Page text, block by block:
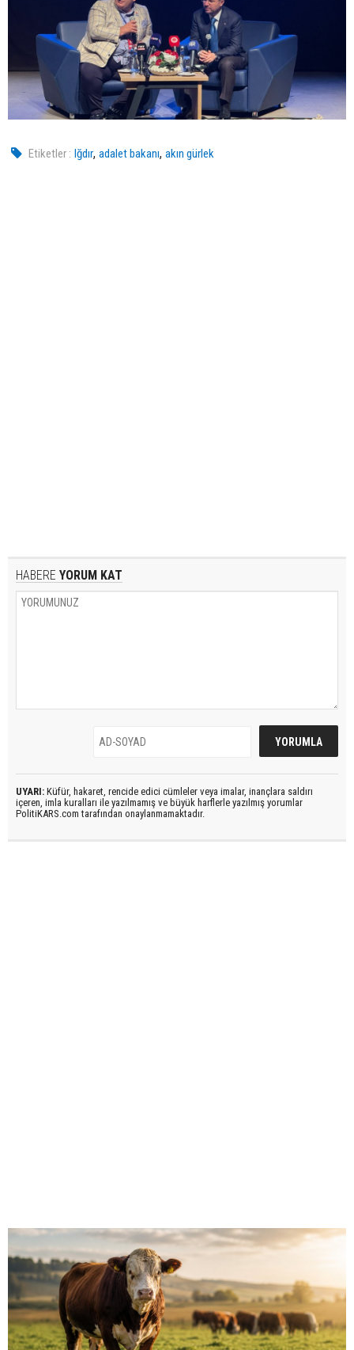
Etiketler : Iğdır,adalet bakanı,akın gürlek
HABERE YORUM KAT
UYARI: Küfür, hakaret, rencide edici cümleler veya imalar, inançlara saldırı
içeren, imla kuralları ile yazılmamış ve büyük harflerle yazılmış yorumlar
PolitiKARS.com tarafından onaylanmamaktadır.